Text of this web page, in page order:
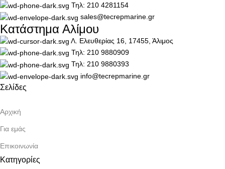
Τηλ: 210 4281154
sales@tecrepmarine.gr
Κατάστημα Αλίμου
Λ. Ελευθερίας 16, 17455, Άλιμος
Τηλ: 210 9880909
Τηλ: 210 9880393
info@tecrepmarine.gr
Σελίδες
Αρχική
Για εμάς
Επικοινωνία
Κατηγορίες